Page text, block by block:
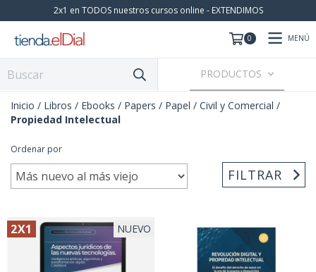
2x1 en TODOS nuestros cursos online - EXTENDIMOS
0 MENÚ
PRODUCTOS
Inicio / Libros / Ebooks / Papers / Papel / Civil y Comercial /
Propiedad Intelectual
Ordenar por
FILTRAR
2X1 NUEVO